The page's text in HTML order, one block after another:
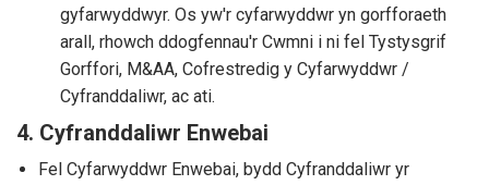
gyfarwyddwyr. Os yw'r cyfarwyddwr yn gorfforaeth
arall, rhowch ddogfennau'r Cwmni i ni fel Tystysgrif
Gorffori, M&AA, Cofrestredig y Cyfarwyddwr /
Cyfranddaliwr, ac ati.
4. Cyfranddaliwr Enwebai
Fel Cyfarwyddwr Enwebai, bydd Cyfranddaliwr yr